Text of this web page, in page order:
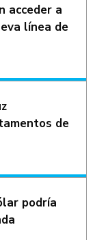
acceder a
línea de
de
podría